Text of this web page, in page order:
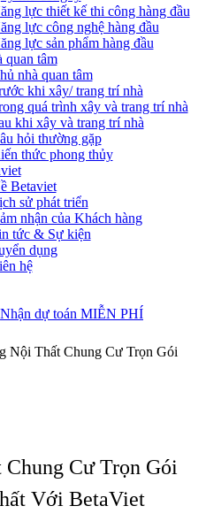
lực thiết kế thi công hàng đầu
lực công nghệ hàng đầu
lực sản phẩm hàng đầu
quan tâm
nhà quan tâm
khi xây/ trang trí nhà
quá trình xây và trang trí nhà
khi xây và trang trí nhà
hỏi thường gặp
thức phong thủy
Betaviet
sử phát triển
nhận của Khách hàng
tức & Sự kiện
dụng
hệ
Nhận dự toán MIỄN PHÍ
Nội Thất Chung Cư Trọn Gói
Cư Trọn Gói
Với BetaViet